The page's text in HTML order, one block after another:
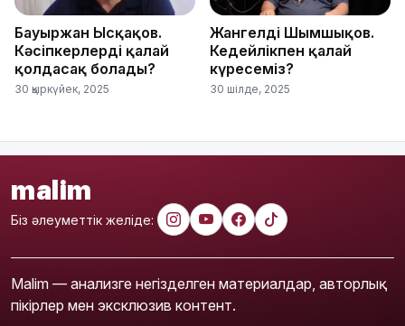
Бауыржан Ысқақов.
Кәсіпкерлерді қалай
қолдасақ болады?
30 қыркүйек, 2025
Жангелді Шымшықов.
Кедейлікпен қалай
күресеміз?
30 шілде, 2025
malim
Біз әлеуметтік желіде:
Malim — анализге негізделген материалдар, авторлық
пікірлер мен эксклюзив контент.